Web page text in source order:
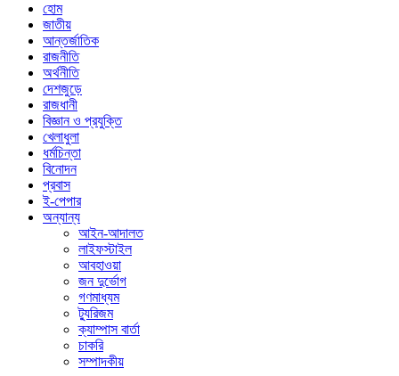
হোম
জাতীয়
আন্তর্জাতিক
রাজনীতি
অর্থনীতি
দেশজুড়ে
রাজধানী
বিজ্ঞান ও প্রযুক্তি
খেলাধুলা
ধর্মচিন্তা
বিনোদন
প্রবাস
ই-পেপার
অন্যান্য
আইন-আদালত
লাইফস্টাইল
আবহাওয়া
জন দুর্ভোগ
গণমাধ্যম
ট্যুরিজম
ক্যাম্পাস বার্তা
চাকরি
সম্পাদকীয়